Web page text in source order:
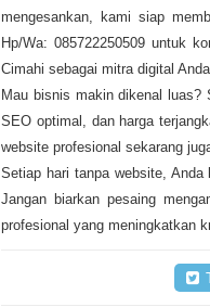
mengesankan, kami siap
Hp/Wa: 085722250509 untuk
Cimahi sebagai mitra digital
Mau bisnis makin dikenal luas?
SEO optimal, dan harga
website profesional sekarang
Setiap hari tanpa website,
Jangan biarkan pesaing
profesional yang meningkatkan